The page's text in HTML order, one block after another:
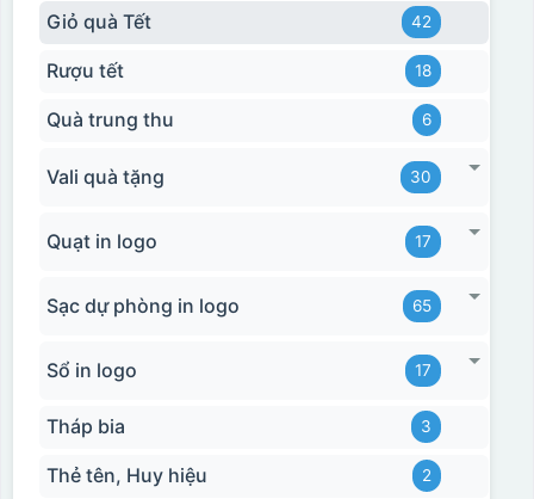
Giỏ quà Tết 42
Rượu tết 18
Quà trung thu 6
Vali quà tặng 30
Quạt in logo 17
Sạc dự phòng in logo 65
Sổ in logo 17
Tháp bia 3
Thẻ tên, Huy hiệu 2